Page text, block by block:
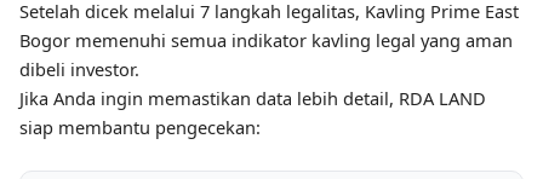
Setelah dicek melalui 7 langkah legalitas, Kavling Prime East
Bogor memenuhi semua indikator kavling legal yang aman
dibeli investor.
Jika Anda ingin memastikan data lebih detail, RDA LAND
siap membantu pengecekan: